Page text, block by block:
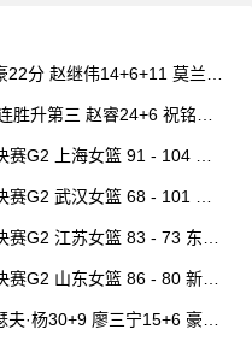
分 赵继伟14+6+11 莫兰德
胜升第三 赵睿24+6 祝铭震1
G2 上海女篮 91 - 104 四
G2 武汉女篮 68 - 101 山
G2 江苏女篮 83 - 73 东莞
G2 山东女篮 86 - 80 新疆
·杨30+9 廖三宁15+6 豪斯